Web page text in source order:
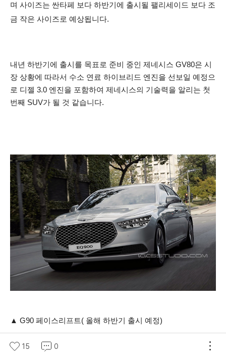
며 사이즈는 싼타페 보다 하반기에 출시될 팰리세이드 보다 조
금 작은 사이즈로 예상됩니다.
내년 하반기에 출시를 목표로 준비 중인 제네시스 GV80은 시
장 상황에 따라서 수소 연료 하이브리드 엔진을 선보일 예정으
로 디젤 3.0 엔진을 포함하여 제네시스의 기술력을 알리는 첫
번째 SUV가 될 것 같습니다.
▲ G90 페이스리프트( 올해 하반기 출시 예정)
15 0